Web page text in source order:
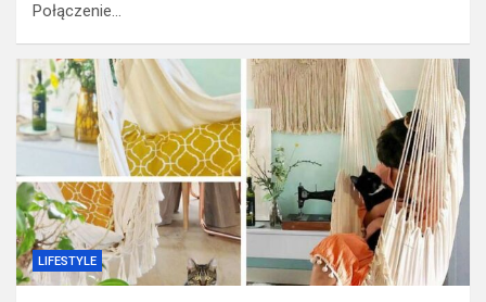
Połączenie…
LIFESTYLE